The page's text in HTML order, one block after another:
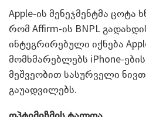
Apple-ის მენეჯმენტმა ცოტა
რომ Affirm-ის BNPL
ინტეგრირებული იქნება
მომხმარებლებს iPhone-
მეშვეობით სასურველი
გაუადვილებს.